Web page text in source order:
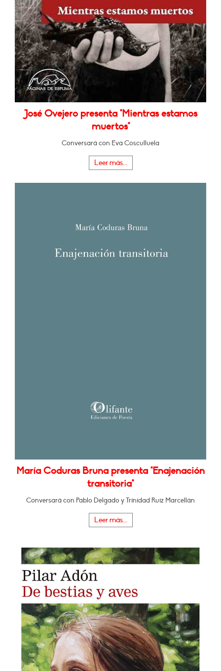
José Ovejero presenta "Mientras estamos
muertos"
Conversará con Eva Cosculluela
Leer más...
María Coduras Bruna presenta "Enajenación
transitoria"
Conversará con Pablo Delgado y Trinidad Ruiz Marcellán
Leer más...